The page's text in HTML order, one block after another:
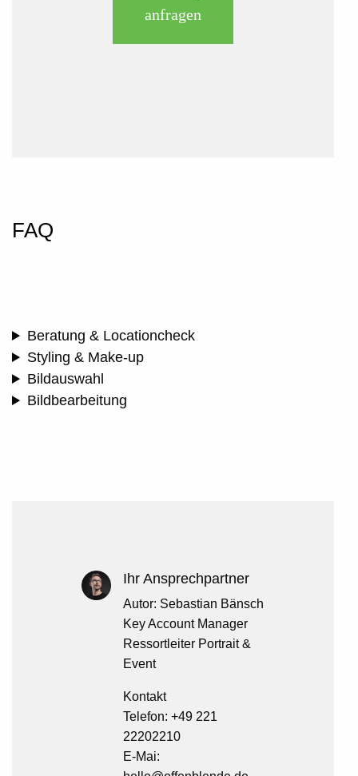
anfragen
FAQ
Beratung & Locationcheck
Styling & Make-up
Bildauswahl
Bildbearbeitung
Ihr Ansprechpartner
Autor: Sebastian Bänsch
Key Account Manager
Ressortleiter Portrait &
Event
Kontakt
Telefon: +49 221
22202210
E-Mai: